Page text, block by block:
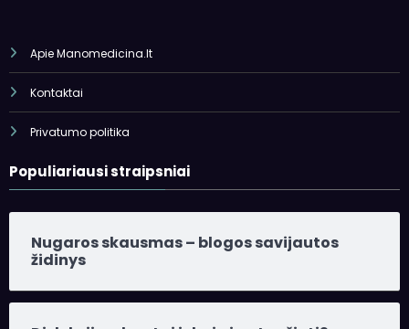
Apie Manomedicina.lt
Kontaktai
Privatumo politika
Populiariausi straipsniai
Nugaros skausmas – blogos savijautos
židinys